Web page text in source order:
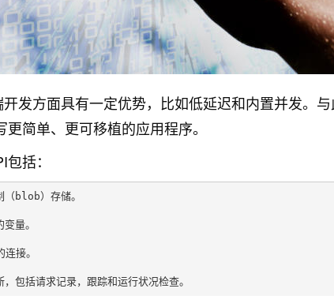
发方面具有一定优势，比如低延迟和内置并发。
简单、更可移植的应用程序。
括：
（blob）存储。
量。
接。